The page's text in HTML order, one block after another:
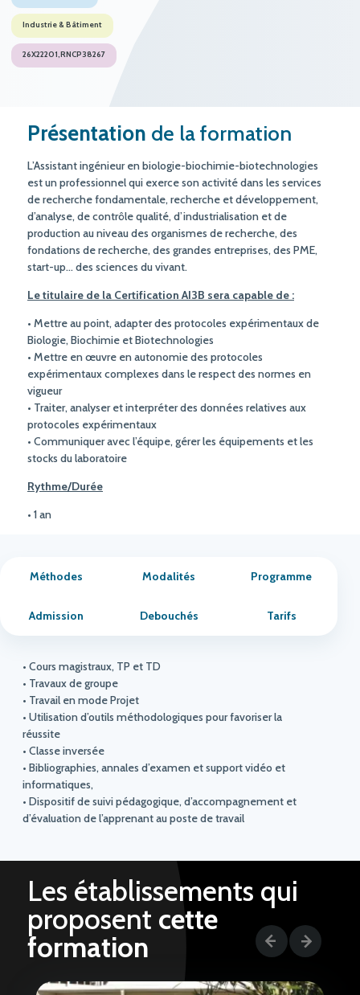
Industrie & Bâtiment
26X22201,RNCP38267
Présentation de la formation
L’Assistant ingénieur en biologie-biochimie-biotechnologies
est un professionnel qui exerce son activité dans les services
de recherche fondamentale, recherche et développement,
d’analyse, de contrôle qualité, d’industrialisation et de
production au niveau des organismes de recherche, des
fondations de recherche, des grandes entreprises, des PME,
start-up… des sciences du vivant.
Le titulaire de la Certification AI3B sera capable de :
• Mettre au point, adapter des protocoles expérimentaux de
Biologie, Biochimie et Biotechnologies
• Mettre en œuvre en autonomie des protocoles
expérimentaux complexes dans le respect des normes en
vigueur
• Traiter, analyser et interpréter des données relatives aux
protocoles expérimentaux
• Communiquer avec l’équipe, gérer les équipements et les
stocks du laboratoire
Rythme/Durée
• 1 an
Méthodes Modalités Programme
Admission Debouchés Tarifs
• Cours magistraux, TP et TD
• Travaux de groupe
• Travail en mode Projet
• Utilisation d’outils méthodologiques pour favoriser la
réussite
• Classe inversée
• Bibliographies, annales d’examen et support vidéo et
informatiques,
• Dispositif de suivi pédagogique, d’accompagnement et
d’évaluation de l’apprenant au poste de travail
Les établissements qui
proposent cette
formation